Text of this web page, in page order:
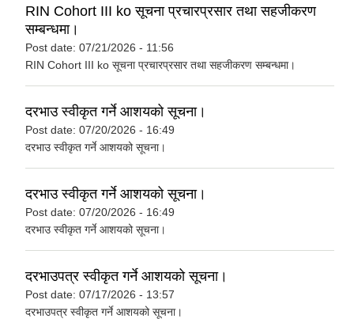
RIN Cohort III ko सूचना प्रचारप्रसार तथा सहजीकरण
सम्बन्धमा।
Post date: 07/21/2026 - 11:56
RIN Cohort III ko सूचना प्रचारप्रसार तथा सहजीकरण सम्बन्धमा।
दरभाउ स्वीकृत गर्ने आशयको सूचना।
Post date: 07/20/2026 - 16:49
दरभाउ स्वीकृत गर्ने आशयको सूचना।
दरभाउ स्वीकृत गर्ने आशयको सूचना।
Post date: 07/20/2026 - 16:49
दरभाउ स्वीकृत गर्ने आशयको सूचना।
दरभाउपत्र स्वीकृत गर्ने आशयको सूचना।
Post date: 07/17/2026 - 13:57
दरभाउपत्र स्वीकृत गर्ने आशयको सूचना।